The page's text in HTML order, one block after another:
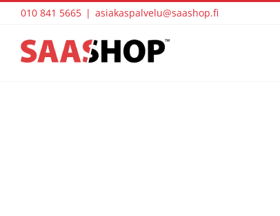
Skip
content
010 841 5665 | asiakaspalvelu@saashop.fi